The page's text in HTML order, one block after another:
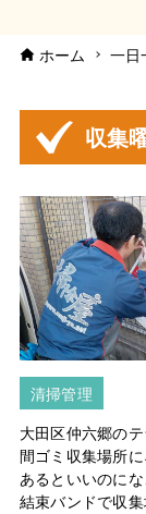
ホーム 一日
収集
清掃管理
大田区仲六郷の
間ゴミ収集場所
あるといいのに
結束バンドで収